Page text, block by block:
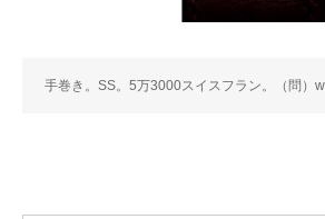
手巻き。SS。5万3000スイスフラン。（問）